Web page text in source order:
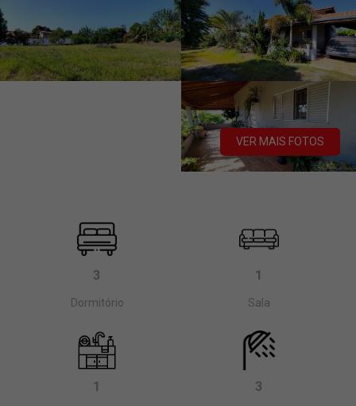
VER MAIS FOTOS
3
Dormitório
1
Sala
1 3